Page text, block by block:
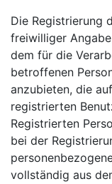
Die Registrierung
freiwilliger
dem für die
betroffenen
anzubieten, die
registrierten
Registrierten
bei der
vollständig aus